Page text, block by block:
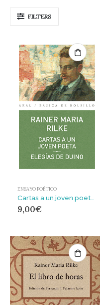
FILTERS
ENSAYO POÉTICO
9,00€